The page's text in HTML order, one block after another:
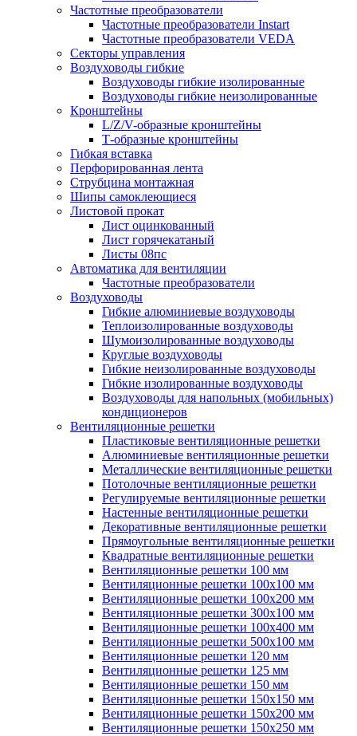
Частотные преобразователи
Частотные преобразователи Instart
Частотные преобразователи VEDA
Секторы управления
Воздуховоды гибкие
Воздуховоды гибкие изолированные
Воздуховоды гибкие неизолированные
Кронштейны
L/Z/V-образные кронштейны
Т-образные кронштейны
Гибкая вставка
Перфорированная лента
Струбцина монтажная
Шипы самоклеющиеся
Листовой прокат
Лист оцинкованный
Лист горячекатаный
Листы 08пс
Автоматика для вентиляции
Частотные преобразователи
Воздуховоды
Гибкие алюминиевые воздуховоды
Теплоизолированные воздуховоды
Шумоизолированные воздуховоды
Круглые воздуховоды
Гибкие неизолированные воздуховоды
Гибкие изолированные воздуховоды
Воздуховоды для напольных (мобильных)
кондиционеров
Вентиляционные решетки
Пластиковые вентиляционные решетки
Алюминиевые вентиляционные решетки
Металлические вентиляционные решетки
Потолочные вентиляционные решетки
Регулируемые вентиляционные решетки
Настенные вентиляционные решетки
Декоративные вентиляционные решетки
Прямоугольные вентиляционные решетки
Квадратные вентиляционные решетки
Вентиляционные решетки 100 мм
Вентиляционные решетки 100х100 мм
Вентиляционные решетки 100х200 мм
Вентиляционные решетки 300х100 мм
Вентиляционные решетки 100х400 мм
Вентиляционные решетки 500х100 мм
Вентиляционные решетки 120 мм
Вентиляционные решетки 125 мм
Вентиляционные решетки 150 мм
Вентиляционные решетки 150х150 мм
Вентиляционные решетки 150х200 мм
Вентиляционные решетки 150х250 мм